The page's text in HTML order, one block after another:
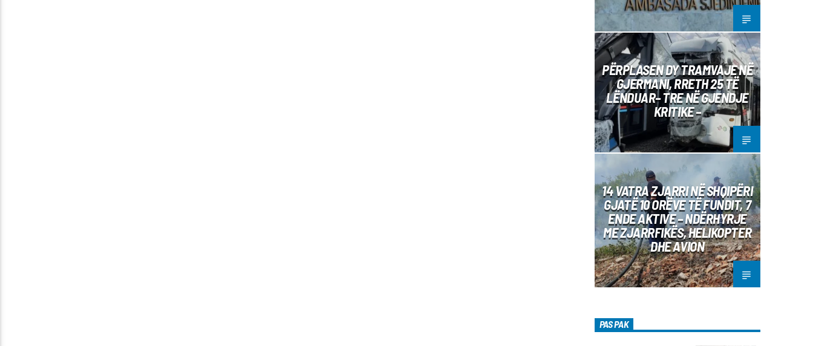
PËRPLASEN DY TRAMVAJE NË
GJERMANI, RRETH 25 TË
LËNDUAR– TRE NË GJENDJE
KRITIKE –
14 VATRA ZJARRI NË SHQIPËRI
GJATË 10 ORËVE TË FUNDIT, 7
ENDE AKTIVE – NDËRHYRJE
ME ZJARRFIKËS, HELIKOPTER
DHE AVION
PAS PAK